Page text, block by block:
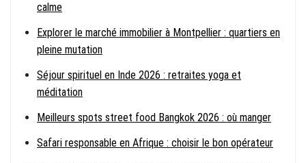
calme
Explorer le marché immobilier à Montpellier : quartiers en
pleine mutation
Séjour spirituel en Inde 2026 : retraites yoga et
méditation
Meilleurs spots street food Bangkok 2026 : où manger
Safari responsable en Afrique : choisir le bon opérateur